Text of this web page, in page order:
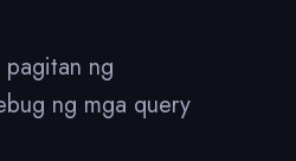
ng
ng mga query